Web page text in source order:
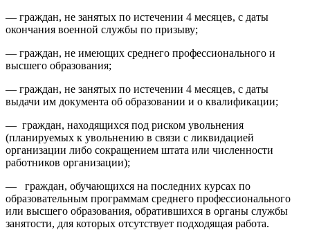
— граждан, не занятых по истечении 4 месяцев, с даты
окончания военной службы по призыву;
— граждан, не имеющих среднего профессионального и
высшего образования;
— граждан, не занятых по истечении 4 месяцев, с даты
выдачи им документа об образовании и о квалификации;
— граждан, находящихся под риском увольнения
(планируемых к увольнению в связи с ликвидацией
организации либо сокращением штата или численности
работников организации);
— граждан, обучающихся на последних курсах по
образовательным программам среднего профессионального
или высшего образования, обратившихся в органы службы
занятости, для которых отсутствует подходящая работа.